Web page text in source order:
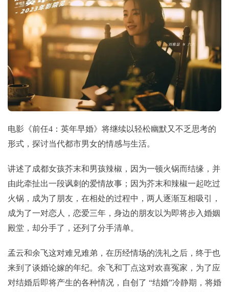
电影《前任4：英年早婚》将继续以轻松幽默又不乏思考的
形式，探讨当代都市男女的情感与生活。
讲述了成都女孩芥末和男孩辣椒，因为一顿火锅而结缘，并
由此牵扯出一段讽刺的爱情故事；因为芥末和辣椒一起吃过
火锅，成为了朋友，在相处的过程中，两人逐渐互相吸引，
成为了一对恋人，恋爱三年，身边的朋友以为即将步入婚姻
殿堂，却分手了，还列了分手清单。
孟云和余飞这对难兄难弟，在历经情场的洗礼之后，终于也
来到了谈婚论嫁的年纪。余飞和丁点这对欢喜冤家，为了应
对结婚后即将产生的各种情况，自创了 “结婚”冷静期，将婚